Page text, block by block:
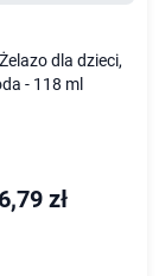
dla dzieci,
- 118 ml
zł